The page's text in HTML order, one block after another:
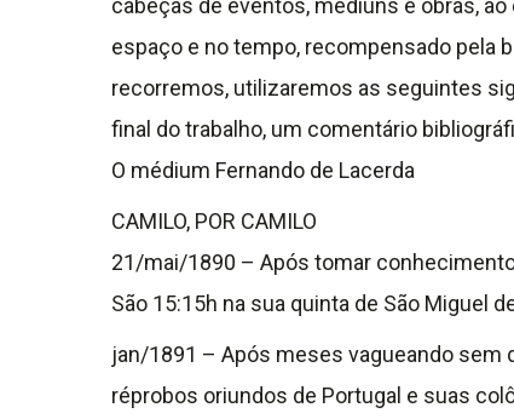
cabeças de eventos, médiuns e obras,
espaço e no tempo, recompensado pela
recorremos, utilizaremos as seguintes
final do trabalho, um comentário
O médium Fernando de Lacerda
CAMILO, POR CAMILO
21/mai/1890 – Após tomar
São 15:15h na sua quinta de São Miguel
jan/1891 – Após meses vagueando sem
réprobos oriundos de Portugal e suas